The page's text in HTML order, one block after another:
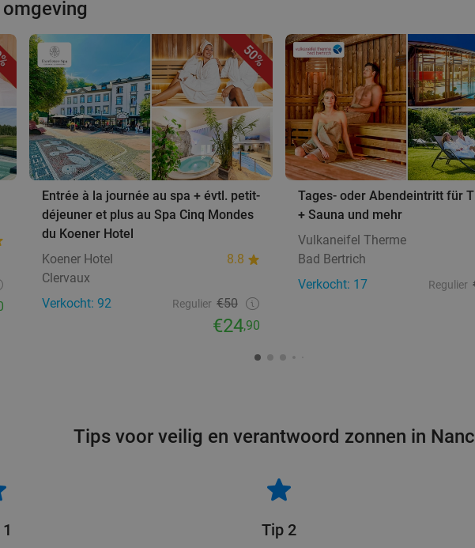
50%
Entrée à la journée au spa + évtl. petit-
déjeuner et plus au Spa Cinq Mondes
du Koener Hotel
Koener Hotel
8.8
Clervaux
Verkocht: 92
Regulier €50
€24,90
Tages- oder Abendeintritt für
+ Sauna und mehr
Vulkaneifel Therme
Bad Bertrich
Verkocht: 17
Regulier
Tips voor veilig en verantwoord zonnen in
Tip 2